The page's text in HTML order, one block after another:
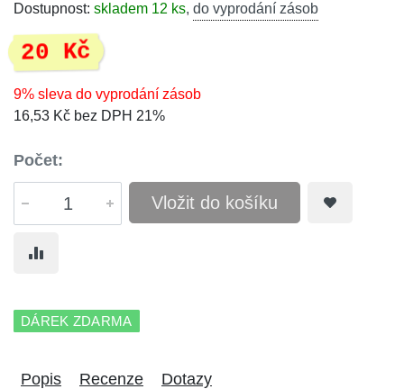
Dostupnost: skladem 12 ks, do vyprodání zásob
20 Kč
9% sleva do vyprodání zásob
16,53 Kč bez DPH 21%
Počet:
Vložit do košíku
DÁREK ZDARMA
Popis Recenze Dotazy